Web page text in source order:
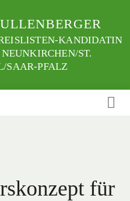
KANDIDATIN
ST.
SAAR-PFALZ
für